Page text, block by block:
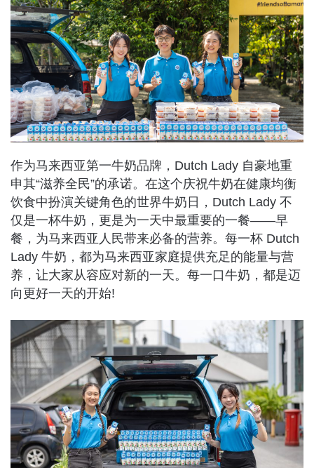
作为马来西亚第一牛奶品牌，Dutch Lady 自豪地重
申其“滋养全民”的承诺。在这个庆祝牛奶在健康均衡
饮食中扮演关键角色的世界牛奶日，Dutch Lady 不
仅是一杯牛奶，更是为一天中最重要的一餐——早
餐，为马来西亚人民带来必备的营养。每一杯 Dutch
Lady 牛奶，都为马来西亚家庭提供充足的能量与营
养，让大家从容应对新的一天。每一口牛奶，都是迈
向更好一天的开始!